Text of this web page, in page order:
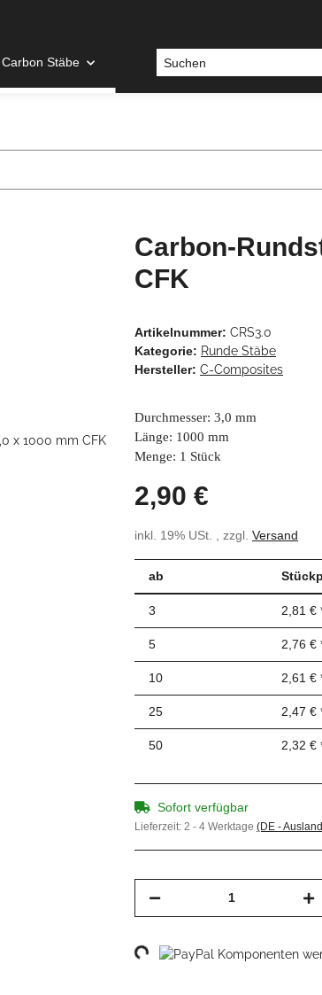
Carbon Stäbe
Carbon-
CFK
Artikelnummer: CRS3.0
Kategorie: Runde Stäbe
Hersteller: C-Composites
Durchmesser: 3,0 mm
Länge: 1000 mm
Menge: 1 Stück
2,90 €
inkl. 19% USt. , zzgl. Versand
ab
3 2,81 €
5 2,76 €
10 2,61 €
25 2,47 €
50 2,32 €
Sofort verfügbar
Lieferzeit: 2 - 4 Werktage (DE -
Loading... Komponenten